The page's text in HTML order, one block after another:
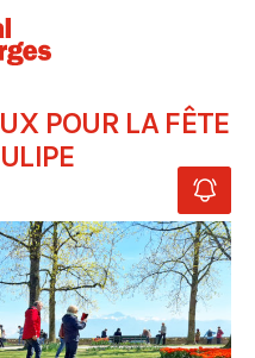
POUR LA FÊTE